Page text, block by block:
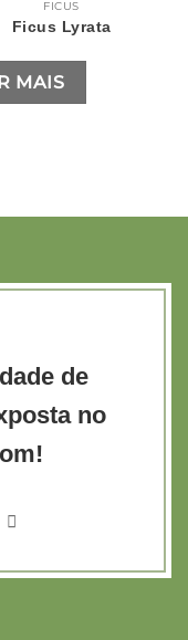
FICUS
Ficus Lyrata
MAIS
de
no